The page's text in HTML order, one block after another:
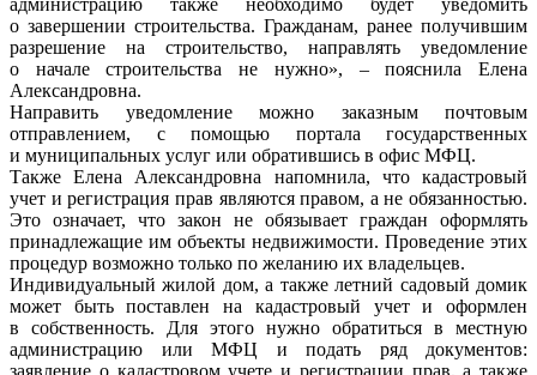
о завершении строительства. Гражданам, ранее получившим
разрешение на строительство, направлять уведомление
о начале строительства не нужно», – пояснила Елена
Александровна.
Направить уведомление можно заказным почтовым
отправлением, с помощью портала государственных
и муниципальных услуг или обратившись в офис МФЦ.
Также Елена Александровна напомнила, что кадастровый
учет и регистрация прав являются правом, а не обязанностью.
Это означает, что закон не обязывает граждан оформлять
принадлежащие им объекты недвижимости. Проведение этих
процедур возможно только по желанию их владельцев.
Индивидуальный жилой дом, а также летний садовый домик
может быть поставлен на кадастровый учет и оформлен
в собственность. Для этого нужно обратиться в местную
администрацию или МФЦ и подать ряд документов:
заявление о кадастровом учете и регистрации прав, а также